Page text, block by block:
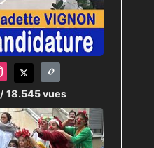
/ 18.545 vues